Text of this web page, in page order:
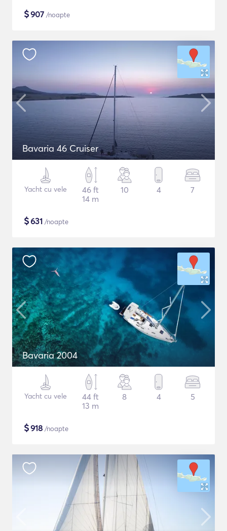
$907 /noapte
Bavaria 46 Cruiser
Yacht cu vele
46 ft
14 m
10 4 7
$631 /noapte
Bavaria 2004
Yacht cu vele
44 ft
13 m
8 4 5
$918 /noapte